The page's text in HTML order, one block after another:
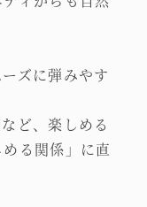
ズに弾みやす
ど、楽しめる
る関係」に直